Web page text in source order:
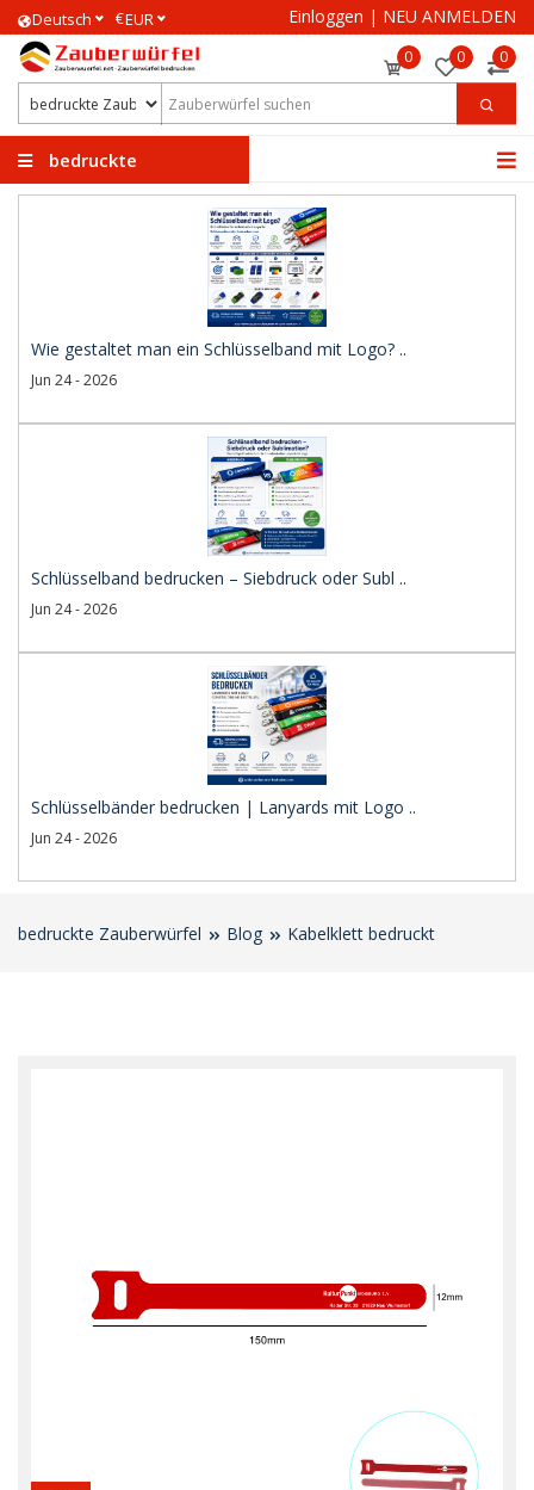
Deutsch €EUR Einloggen | NEU ANMELDEN
0 0 0
bedruckte
Wie gestaltet man ein Schlüsselband mit Logo? ..
Jun 24 - 2026
Schlüsselband bedrucken – Siebdruck oder Subl ..
Jun 24 - 2026
Schlüsselbänder bedrucken | Lanyards mit Logo ..
Jun 24 - 2026
bedruckte Zauberwürfel Blog Kabelklett bedruckt